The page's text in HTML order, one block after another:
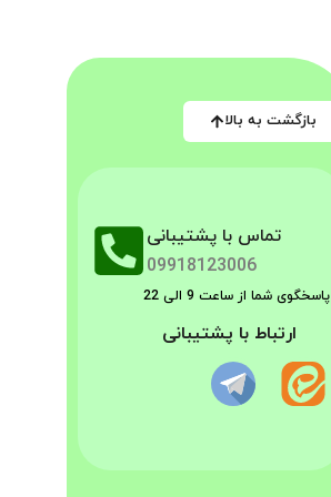
بازگشت به بالا
تماس با پشتیبانی
09918123006
پاسخگوی شما از ساعت 9 الی 22
ارتباط با پشتیبانی